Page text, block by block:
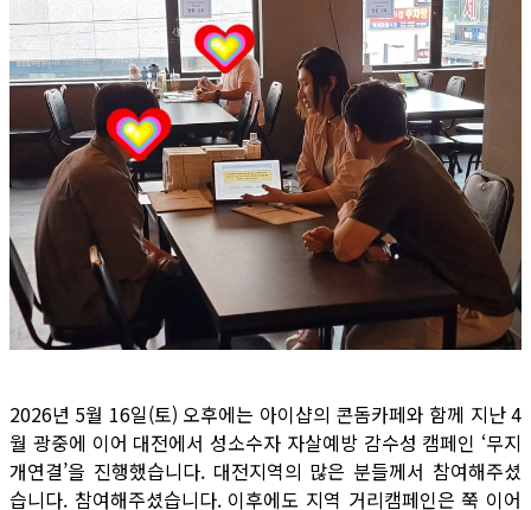
2026년 5월 16일(토) 오후에는 아이샵의 콘돔카페와 함께 지난 4
월 광중에 이어 대전에서 성소수자 자살예방 감수성 캠페인 ‘무지
개연결’을 진행했습니다. 대전지역의 많은 분들께서 참여해주셨
습니다. 참여해주셨습니다. 이후에도 지역 거리캠페인은 쭉 이어